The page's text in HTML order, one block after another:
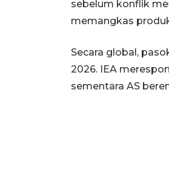
sebelum konflik
memangkas
Secara global,
2026. IEA
sementara AS